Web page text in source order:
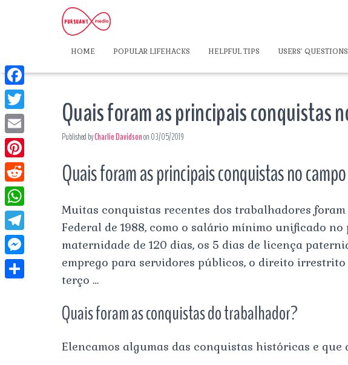
HOME POPULAR LIFEHACKS HELPFUL TIPS USERS’ QUESTIONS
Quais foram as principais conquistas
Published byCharlie Davidsonon 03/05/2019
Quais foram as principais conquistas no
Muitas conquistas recentes dos trabalhadores
Federal de 1988, como o salário mínimo unificado
maternidade de 120 dias, os 5 dias de licença
emprego para servidores públicos, o direito
terço …
Quais foram as conquistas do trabalhador?
Elencamos algumas das conquistas históricas e que
F
a
c
e
b
o
o
k
T
w
i
t
e
r
E
m
a
i
P
i
n
e
r
R
e
d
d
W
h
a
T
e
l
M